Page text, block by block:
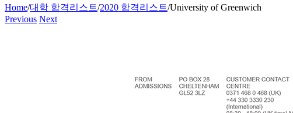
Home/대학 합격리스트/2020 합격리스트/University of Greenwich
Previous Next